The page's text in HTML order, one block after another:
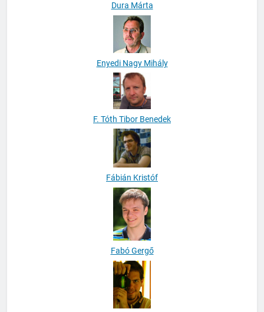
Dura Márta
Enyedi Nagy Mihály
F. Tóth Tibor Benedek
Fábián Kristóf
Fabó Gergő